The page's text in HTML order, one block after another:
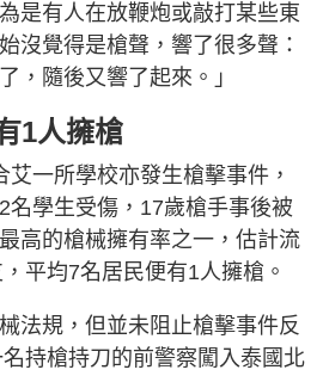
是有人在放鞭炮或敲打某些東
沒覺得是槍聲，響了很多聲：
，隨後又響了起來。」
1人擁槍
一所學校亦發生槍擊事件，
名學生受傷，17歲槍手事後被
高的槍械擁有率之一，估計流
平均7名居民便有1人擁槍。
法規，但並未阻止槍擊事件反
持槍持刀的前警察闖入泰國北